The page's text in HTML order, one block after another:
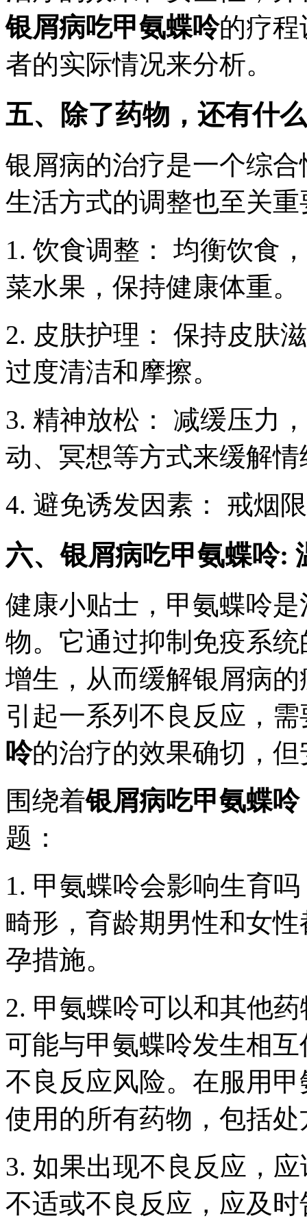
银屑病吃甲氨蝶呤的疗程
者的实际情况来分析。
五、除了药物，还有什
银屑病的治疗是一个综
生活方式的调整也至关
1. 饮食调整： 均衡饮食
菜水果，保持健康体重。
2. 皮肤护理： 保持皮肤
过度清洁和摩擦。
3. 精神放松： 减缓压力
动、冥想等方式来缓解情
4. 避免诱发因素： 戒烟
六、银屑病吃甲氨蝶呤:
健康小贴士，甲氨蝶呤
物。它通过抑制免疫系
增生，从而缓解银屑病
引起一系列不良反应，
呤的治疗的效果确切，
围绕着银屑病吃甲氨蝶呤
题：
1. 甲氨蝶呤会影响生育
畸形，育龄期男性和女
孕措施。
2. 甲氨蝶呤可以和其他
可能与甲氨蝶呤发生相
不良反应风险。在服用
使用的所有药物，包括
3. 如果出现不良反应，
不适或不良反应，应及